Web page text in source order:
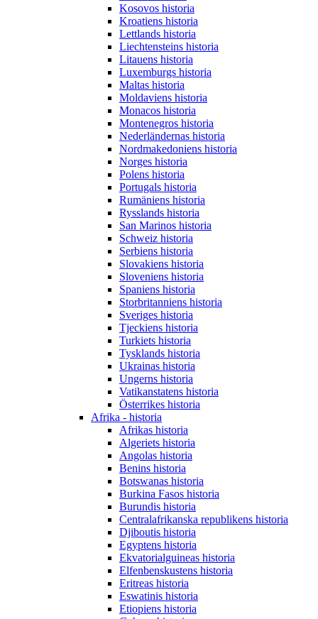
Kosovos historia
Kroatiens historia
Lettlands historia
Liechtensteins historia
Litauens historia
Luxemburgs historia
Maltas historia
Moldaviens historia
Monacos historia
Montenegros historia
Nederländernas historia
Nordmakedoniens historia
Norges historia
Polens historia
Portugals historia
Rumäniens historia
Rysslands historia
San Marinos historia
Schweiz historia
Serbiens historia
Slovakiens historia
Sloveniens historia
Spaniens historia
Storbritanniens historia
Sveriges historia
Tjeckiens historia
Turkiets historia
Tysklands historia
Ukrainas historia
Ungerns historia
Vatikanstatens historia
Österrikes historia
Afrika - historia
Afrikas historia
Algeriets historia
Angolas historia
Benins historia
Botswanas historia
Burkina Fasos historia
Burundis historia
Centralafrikanska republikens historia
Djiboutis historia
Egyptens historia
Ekvatorialguineas historia
Elfenbenskustens historia
Eritreas historia
Eswatinis historia
Etiopiens historia